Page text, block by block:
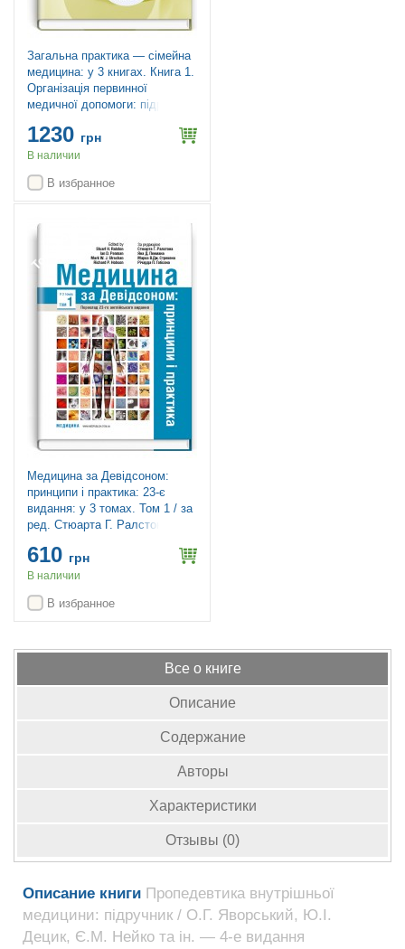
Загальна практика — сімейна
медицина: у 3 книгах. Книга 1.
Організація первинної
медичної допомоги: підручник
В.I. Величко та ін.
1230 грн
В наличии
В избранное
Топ продаж
Медицина за Девідсоном:
принципи і практика: 23-є
видання: у 3 томах. Том 1 / за
ред. Стюарта Г. Ралстона, Яна
Стрекена, Річарда П. Гобсона
610 грн
В наличии
В избранное
Все о книге
Описание
Содержание
Авторы
Характеристики
Отзывы (0)
Описание книги Пропедевтика внутрішньої
медицини: підручник / О.Г. Яворський, Ю.І.
Децик, Є.М. Нейко та ін. — 4-е видання